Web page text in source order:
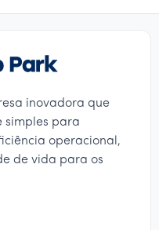
inovadora que
simples para
operacional,
de vida para os